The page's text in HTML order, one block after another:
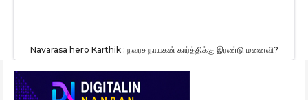
Navarasa hero Karthik : நவரச நாயகன் கார்த்திக்கு இரண்டு மனைவி?